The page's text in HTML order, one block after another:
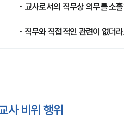
· 교사로서의 직무상 의무를 소
· 직무와 직접적인 관련이 없더
사 비위 행위